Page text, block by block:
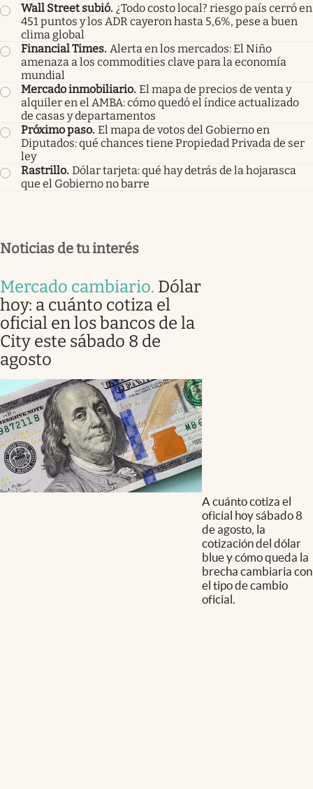
Wall Street subió. ¿Todo costo local? riesgo país cerró en
451 puntos y los ADR cayeron hasta 5,6%, pese a buen
clima global
Financial Times. Alerta en los mercados: El Niño
amenaza a los commodities clave para la economía
mundial
Mercado inmobiliario. El mapa de precios de venta y
alquiler en el AMBA: cómo quedó el índice actualizado
de casas y departamentos
Próximo paso. El mapa de votos del Gobierno en
Diputados: qué chances tiene Propiedad Privada de ser
ley
Rastrillo. Dólar tarjeta: qué hay detrás de la hojarasca
que el Gobierno no barre
Noticias de tu interés
Mercado cambiario. Dólar
hoy: a cuánto cotiza el
oficial en los bancos de la
City este sábado 8 de
agosto
A cuánto cotiza el
oficial hoy sábado 8
de agosto, la
cotización del dólar
blue y cómo queda la
brecha cambiaria con
el tipo de cambio
oficial.